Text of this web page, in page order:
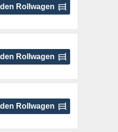
Rollwagen
Rollwagen
Rollwagen